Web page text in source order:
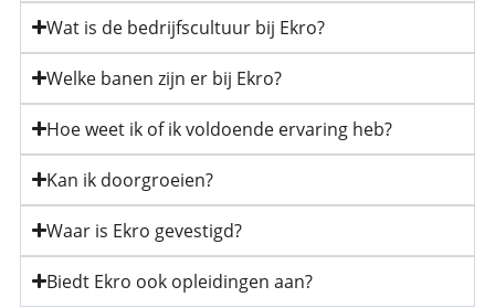
Wat is de bedrijfscultuur bij Ekro?
Welke banen zijn er bij Ekro?
Hoe weet ik of ik voldoende ervaring heb?
Kan ik doorgroeien?
Waar is Ekro gevestigd?
Biedt Ekro ook opleidingen aan?